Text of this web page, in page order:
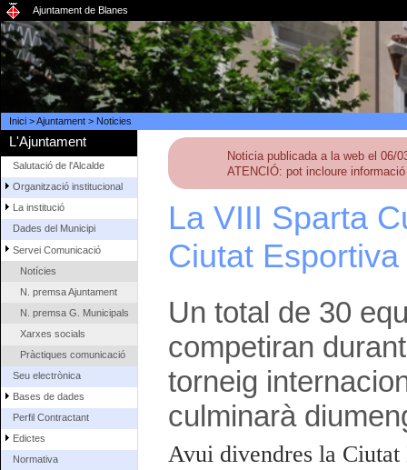
Ajuntament de Blanes
Inici>Ajuntament> Noticies
L'Ajuntament
Salutació de l'Alcalde
Organització institucional
La institució
Dades del Municipi
Servei Comunicació
Notícies
N. premsa Ajuntament
N. premsa G. Municipals
Xarxes socials
Pràctiques comunicació
Seu electrònica
Bases de dades
Perfil Contractant
Edictes
Normativa
Noticia publicada a la web el 06/
ATENCIÓ: pot incloure
La VIII Sparta
Ciutat
Un total de 30
competiran
torneig
culminarà
Avui divendres la